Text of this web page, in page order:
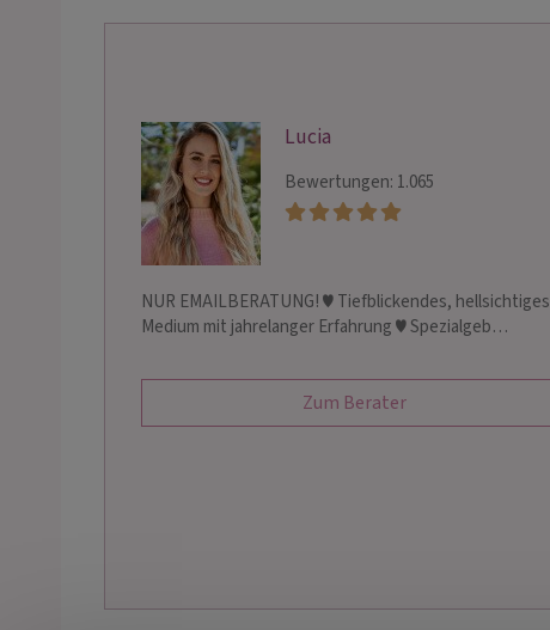
Lucia
Bewertungen: 1.065
NUR EMAILBERATUNG! ♥ Tiefblickendes, hellsichtiges
Medium mit jahrelanger Erfahrung ♥ Spezialgeb…
Zum Berater